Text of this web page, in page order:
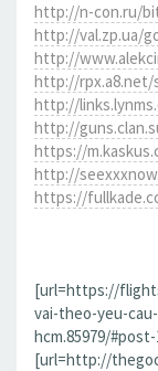
http://n-con.ru/
http://val.zp.ua/
http://
http://rpx.a8.net/
http://
http://
https://
http://
https://
[url=https://
vai-theo-yeu-
hcm.85979/
[url=http://